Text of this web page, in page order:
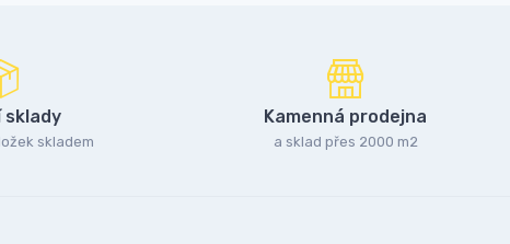
sklady
skladem
Kamenná prodejna
a sklad přes 2000 m2